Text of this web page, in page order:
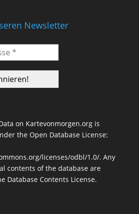
Newsletter
on Kartevonmorgen.org is
the Open Database License:
licenses/odbl/1.0/. Any
contents of the database are
Database Contents License.